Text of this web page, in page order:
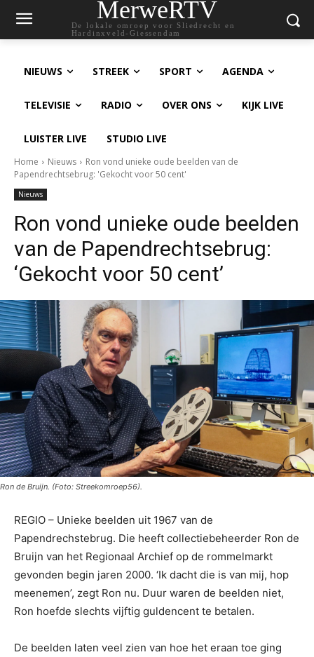
MerweRTV
De lokale omroep voor Sliedrecht en
Hardinxveld-Giessendam
NIEUWS STREEK SPORT AGENDA
TELEVISIE RADIO OVER ONS KIJK LIVE
LUISTER LIVE STUDIO LIVE
Home Nieuws
Ron vond unieke oude beelden van de
Papendrechtsebrug: 'Gekocht voor 50 cent'
Nieuws
Ron vond unieke oude beelden
van de Papendrechtsebrug:
‘Gekocht voor 50 cent’
Ron de Bruijn. (Foto: Streekomroep56).
REGIO – Unieke beelden uit 1967 van de
Papendrechstebrug. Die heeft collectiebeheerder Ron de
Bruijn van het Regionaal Archief op de rommelmarkt
gevonden begin jaren 2000. ‘Ik dacht die is van mij, hop
meenemen’, zegt Ron nu. Duur waren de beelden niet,
Ron hoefde slechts vijftig guldencent te betalen.
De beelden laten veel zien van hoe het eraan toe ging